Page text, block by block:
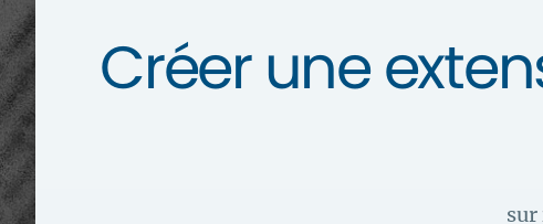
Créer une
sur